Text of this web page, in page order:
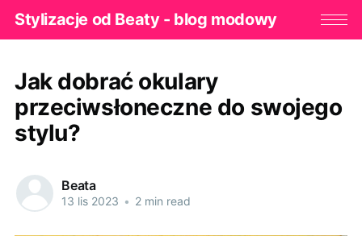
Stylizacje od Beaty - blog modowy
Jak dobrać okulary
przeciwsłoneczne do swojego
stylu?
Beata
13 lis 2023 • 2 min read